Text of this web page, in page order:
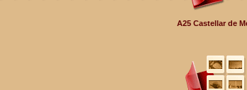
A25 Castellar de